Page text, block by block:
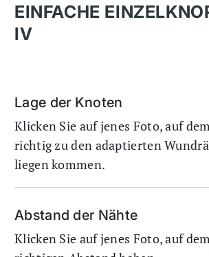
EINFACHE
IV
Lage der Knoten
Klicken Sie auf jenes Foto, auf
richtig zu den adaptierten
liegen kommen.
Abstand der Nähte
Klicken Sie auf jenes Foto, auf